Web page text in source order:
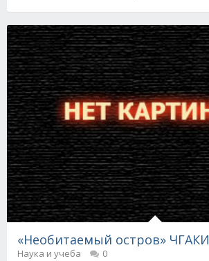
«Необитаемый остров» ЧГАКИ
Наука и учеба
0